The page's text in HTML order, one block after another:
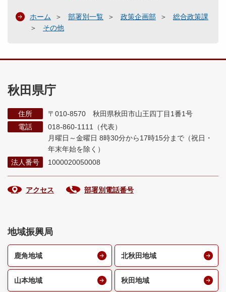
ホーム 部署別一覧 政策企画部
総合政策課
その他
秋田県庁
住所
〒010-8570 秋田県秋田市山王四丁目1番1号
電話
018-860-1111（代表）
月曜日～金曜日 8時30分から17時15分まで （祝日・
年末年始を除く）
法人番号
1000020050008
アクセス 部署別電話番号
地域振興局
鹿角地域 北秋田地域
山本地域 秋田地域